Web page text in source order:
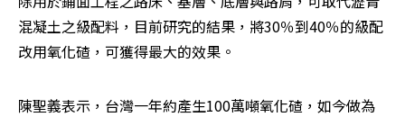
混凝土之級配料，目前研究的結果，將30％到40％的級配
改用氧化碴，可獲得最大的效果。
陳聖義表示，台灣一年約產生100萬噸氧化碴，如今做為